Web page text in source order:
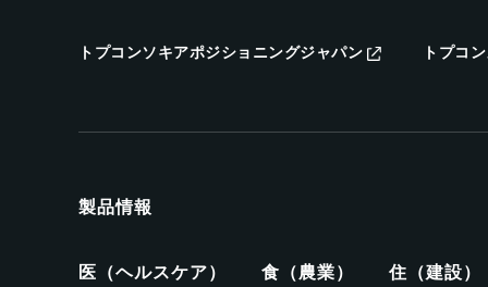
トプコンソキアポジショニングジャパン トプコ
製品情報
医（ヘルスケア） 食（農業） 住（建設）